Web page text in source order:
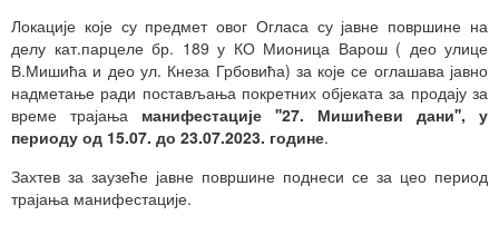
Локације које су предмет овог Огласа су јавне површине на
делу кат.парцеле бр. 189 у КО Мионица Варош ( део улице
В.Мишића и део ул. Кнеза Грбовића) за које се оглашава јавно
надметање ради постављања покретних објеката за продају за
време трајања манифестације ''27. Мишићеви дани'', у
периоду од 15.07. до 23.07.2023. године.
Захтев за заузеће јавне површине поднеси се за цео период
трајања манифестације.